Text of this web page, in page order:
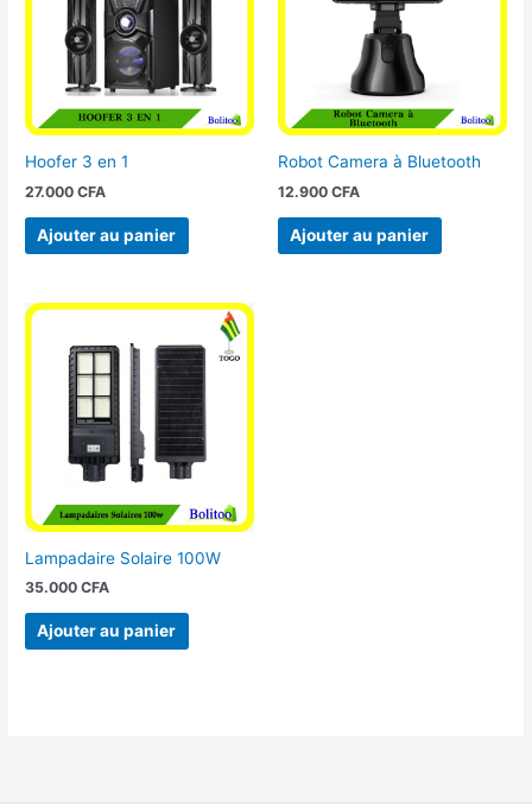
Hoofer 3 en 1
27.000CFA
Ajouter au panier
Robot Camera à Bluetooth
12.900 CFA
Ajouter au panier
Lampadaire Solaire 100W
35.000CFA
Ajouter au panier